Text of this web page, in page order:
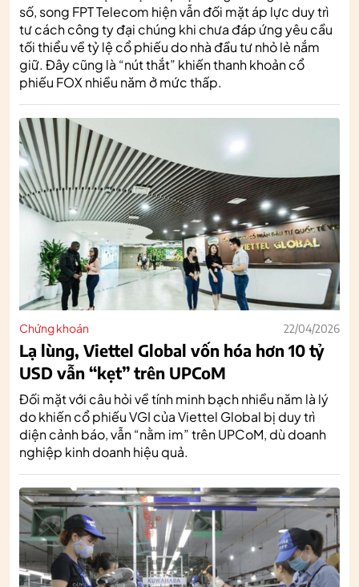
số, song FPT Telecom hiện vẫn đối mặt áp lực duy trì
tư cách công ty đại chúng khi chưa đáp ứng yêu cầu
tối thiểu về tỷ lệ cổ phiếu do nhà đầu tư nhỏ lẻ nắm
giữ. Đây cũng là “nút thắt” khiến thanh khoản cổ
phiếu FOX nhiều năm ở mức thấp.
Chứng khoán 22/04/2026
Lạ lùng, Viettel Global vốn hóa hơn 10 tỷ
USD vẫn “kẹt” trên UPCoM
Đối mặt với câu hỏi về tính minh bạch nhiều năm là lý
do khiến cổ phiếu VGI của Viettel Global bị duy trì
diện cảnh báo, vẫn “nằm im” trên UPCoM, dù doanh
nghiệp kinh doanh hiệu quả.